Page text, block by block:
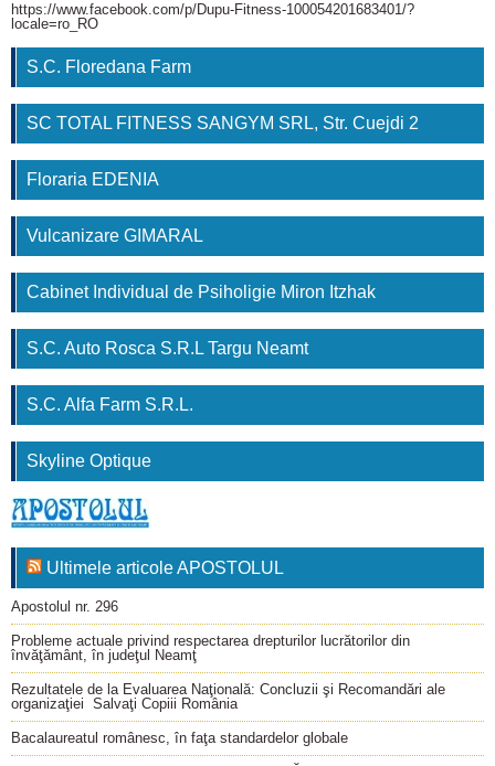
https://www.facebook.com/p/Dupu-Fitness-100054201683401/?
locale=ro_RO
S.C. Floredana Farm
SC TOTAL FITNESS SANGYM SRL, Str. Cuejdi 2
Floraria EDENIA
Vulcanizare GIMARAL
Cabinet Individual de Psiholigie Miron Itzhak
S.C. Auto Rosca S.R.L Targu Neamt
S.C. Alfa Farm S.R.L.
Skyline Optique
Ultimele articole APOSTOLUL
Apostolul nr. 296
Probleme actuale privind respectarea drepturilor lucrătorilor din
învăţământ, în judeţul Neamţ
Rezultatele de la Evaluarea Naţională: Concluzii şi Recomandări ale
organizaţiei Salvaţi Copiii România
Bacalaureatul românesc, în faţa standardelor globale